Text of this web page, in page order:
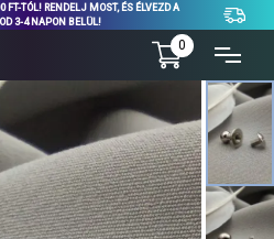
FT-TÓL! RENDELJ MOST, ÉS ÉLVEZD A
3-4 NAPON BELÜL!
0